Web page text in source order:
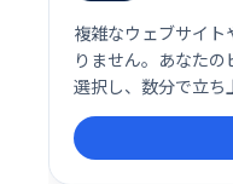
複雑なウェブサイ
りません。あなた
選択し、数分で立ち
し、より良い結果
ってください。